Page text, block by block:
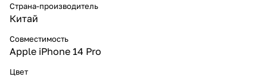
Страна-производитель
Китай
Совместимость
Apple iPhone 14 Pro
Цвет